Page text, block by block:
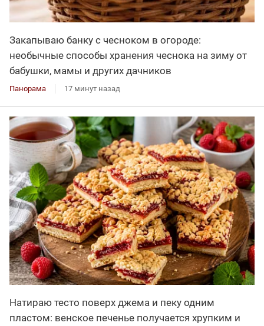
Закапываю банку с чесноком в огороде:
необычные способы хранения чеснока на зиму от
бабушки, мамы и других дачников
Панорама 17 минут назад
Натираю тесто поверх джема и пеку одним
пластом: венское печенье получается хрупким и